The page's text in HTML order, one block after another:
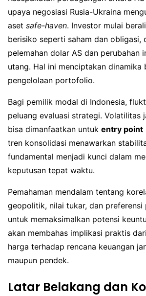
upaya negosiasi Rusia-Ukraina
aset safe-haven. Investor mulai
berisiko seperti saham dan obligasi,
pelemahan dolar AS dan perubahan
utang. Hal ini menciptakan dinamika
pengelolaan portofolio.
Bagi pemilik modal di Indonesia,
peluang evaluasi strategi. Volatilitas
bisa dimanfaatkan untuk entry point
tren konsolidasi menawarkan
fundamental menjadi kunci dalam
keputusan tepat waktu.
Pemahaman mendalam tentang
geopolitik, nilai tukar, dan preferensi
untuk memaksimalkan potensi
akan membahas implikasi praktis
harga terhadap rencana keuangan
maupun pendek.
Latar Belakang dan